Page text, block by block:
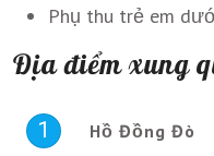
Phụ thu trẻ em
Địa điểm xung
1 Hồ Đồng Đò